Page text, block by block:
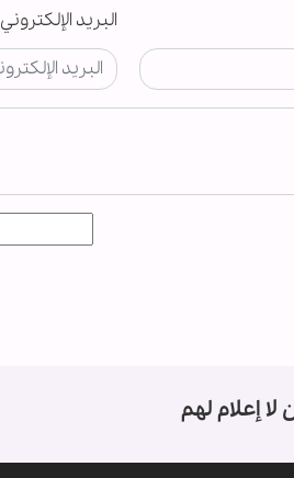
البريد الإلكتروني
إعلام لهم